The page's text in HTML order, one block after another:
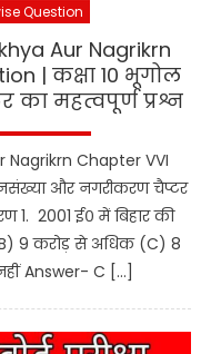
Question
Aur Nagrikrn
| कक्षा 10 भूगोल
महत्वपूर्ण प्रश्न
Nagrikrn Chapter VVI
और नगरीकरण चैप्टर
1. 2001 ई० में बिहार की
9 करोड़ से अधिक (C) 8
Answer- C […]